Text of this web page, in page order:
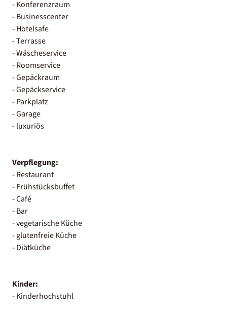
- Konferenzraum
- Businesscenter
- Hotelsafe
- Terrasse
- Wäscheservice
- Roomservice
- Gepäckraum
- Gepäckservice
- Parkplatz
- Garage
- luxuriös
Verpflegung:
- Restaurant
- Frühstücksbuffet
- Café
- Bar
- vegetarische Küche
- glutenfreie Küche
- Diätküche
Kinder:
- Kinderhochstuhl